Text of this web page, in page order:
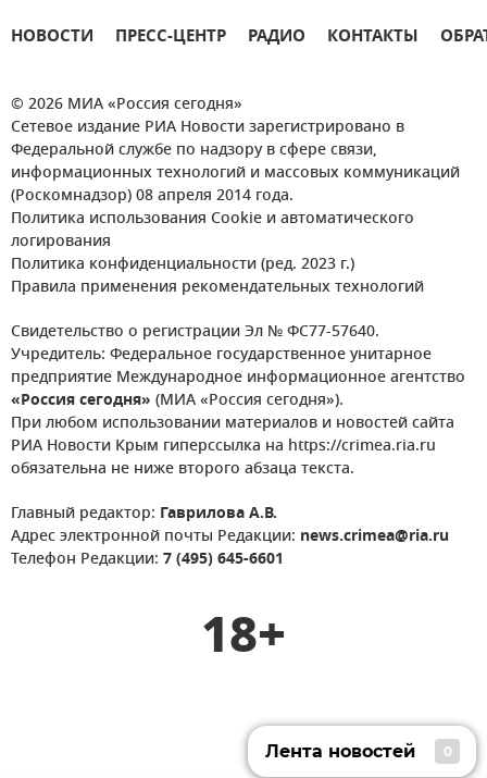
НОВОСТИ ПРЕСС-ЦЕНТР РАДИО КОНТАКТЫ
© 2026 МИА «Россия сегодня»
Сетевое издание РИА Новости зарегистрировано в
Федеральной службе по надзору в сфере связи,
информационных технологий и массовых коммуникаций
(Роскомнадзор) 08 апреля 2014 года.
Политика использования Cookie и автоматического
логирования
Политика конфиденциальности (ред. 2023 г.)
Правила применения рекомендательных технологий
Свидетельство о регистрации Эл № ФС77-57640.
Учредитель: Федеральное государственное унитарное
предприятие Международное информационное агентство
«Россия сегодня» (МИА «Россия сегодня»).
При любом использовании материалов и новостей сайта
РИА Новости Крым гиперссылка на https://crimea.ria.ru
обязательна не ниже второго абзаца текста.
Главный редактор: Гаврилова А.В.
Адрес электронной почты Редакции: news.crimea@ria.ru
Телефон Редакции: 7 (495) 645-6601
18+
Лента новостей 0